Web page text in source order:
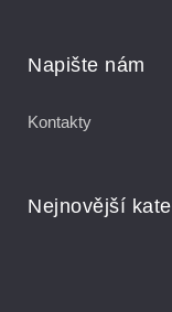
Napište nám
Kontakty
Nejnovější